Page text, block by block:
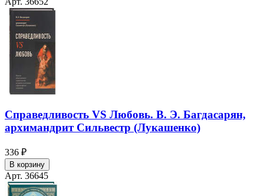
Справедливость VS Любовь. В. Э. Багдасарян,
архимандрит Сильвестр (Лукашенко)
336 ₽
В корзину
Арт. 36645